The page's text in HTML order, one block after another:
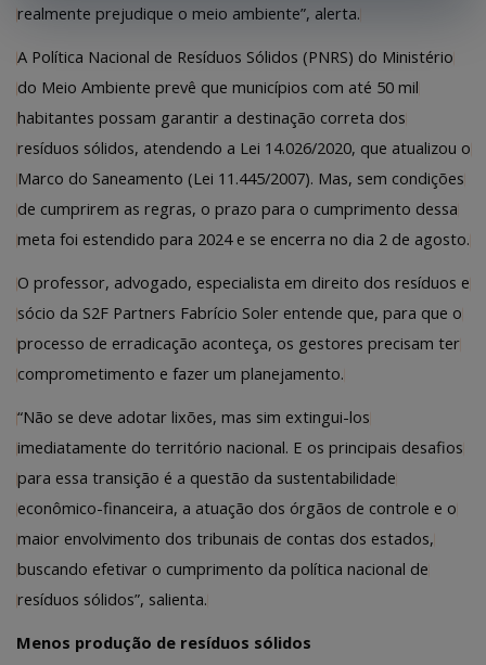
realmente prejudique o meio ambiente”, alerta.
A Política Nacional de Resíduos Sólidos (PNRS) do Ministério
do Meio Ambiente prevê que municípios com até 50 mil
habitantes possam garantir a destinação correta dos
resíduos sólidos, atendendo a Lei 14.026/2020, que atualizou o
Marco do Saneamento (Lei 11.445/2007). Mas, sem condições
de cumprirem as regras, o prazo para o cumprimento dessa
meta foi estendido para 2024 e se encerra no dia 2 de agosto.
O professor, advogado, especialista em direito dos resíduos e
sócio da S2F Partners Fabrício Soler entende que, para que o
processo de erradicação aconteça, os gestores precisam ter
comprometimento e fazer um planejamento.
“Não se deve adotar lixões, mas sim extingui-los
imediatamente do território nacional. E os principais desafios
para essa transição é a questão da sustentabilidade
econômico-financeira, a atuação dos órgãos de controle e o
maior envolvimento dos tribunais de contas dos estados,
buscando efetivar o cumprimento da política nacional de
resíduos sólidos”, salienta.
Menos produção de resíduos sólidos